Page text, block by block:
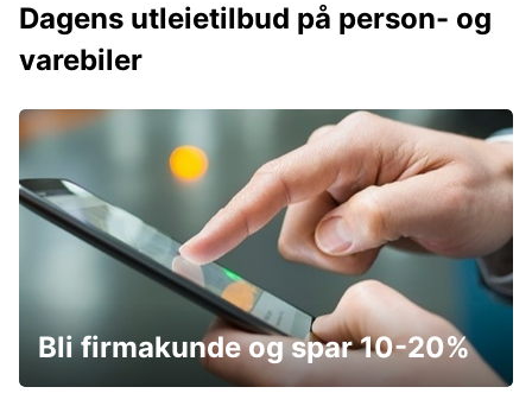
Dagens utleietilbud på person- og
varebiler
Bli firmakunde og spar 10-20%